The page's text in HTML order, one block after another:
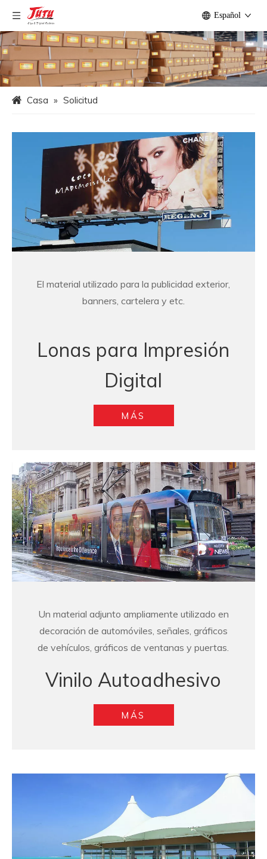
Español
Casa » Solicitud
El material utilizado para la publicidad exterior,
banners, cartelera y etc.
Lonas para Impresión
Digital
MÁS
Un material adjunto ampliamente utilizado en
decoración de automóviles, señales, gráficos
de vehículos, gráficos de ventanas y puertas.
Vinilo Autoadhesivo
MÁS